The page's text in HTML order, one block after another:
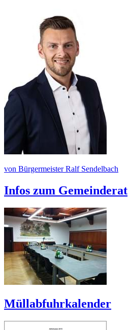
von Bürgermeister Ralf Sendelbach
Infos zum Gemeinderat
Müllabfuhrkalender